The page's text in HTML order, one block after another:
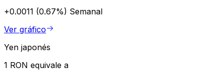
+0.0011 (0.67%) Semanal
Ver gráfico
Yen japonés
1 RON equivale a